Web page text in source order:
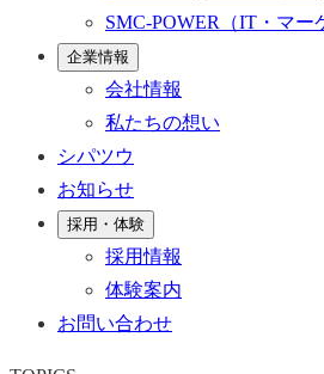
SMC-POWER
（IT・マー
企業情報
会社情報
私たちの想い
シパツウ
お知らせ
採用・体験
採用情報
体験案内
お問い合わせ